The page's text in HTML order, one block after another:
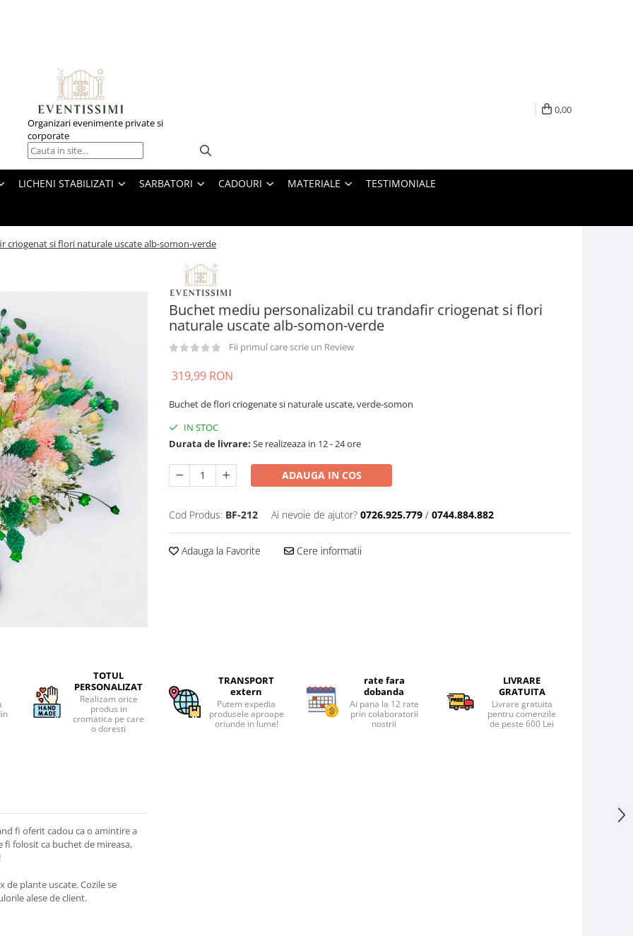
Organizari evenimente private si
corporate
0,00
LICHENI STABILIZATI SARBATORI CADOURI MATERIALE TESTIMONIALE
criogenat si flori naturale uscate alb-somon-verde
Buchet mediu personalizabil cu trandafir criogenat si flori
naturale uscate alb-somon-verde
Fii primul care scrie un Review
319,99 RON
Buchet de flori criogenate si naturale uscate, verde-somon
IN STOC
Durata de livrare: Se realizeaza in 12 - 24 ore
ADAUGA IN COS
Cod Produs: BF-212 Ai nevoie de ajutor? 0726.925.779 / 0744.884.882
Adauga la Favorite Cere informatii
TOTUL
PERSONALIZAT
Realizam orice
produs in
cromatica pe care
o doresti
TRANSPORT
extern
Putem expedia
produsele aproape
oriunde in lume!
rate fara
dobanda
Ai pana la 12 rate
prin colaboratorii
nostrii
LIVRARE
GRATUITA
Livrare gratuita
pentru comenzile
de peste 600 Lei
fi oferit cadou ca o amintire a
folosit ca buchet de mireasa,
de plante uscate. Cozile se
alese de client.